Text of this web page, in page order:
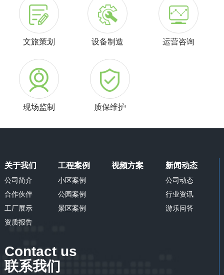
文旅策划 设备制造 运营咨询
现场监制 质保维护
关于我们
公司简介
合作伙伴
工厂展示
资质报告
工程案例
小区案例
公园案例
景区案例
视频方案 新闻动态
公司动态
行业资讯
游乐问答
Contact us
联系我们